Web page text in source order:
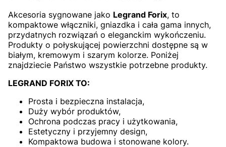
Akcesoria sygnowane jako Legrand Forix, to
kompaktowe włączniki, gniazdka i cała gama innych,
przydatnych rozwiązań o eleganckim wykończeniu.
Produkty o połyskującej powierzchni dostępne są w
białym, kremowym i szarym kolorze. Poniżej
znajdziecie Państwo wszystkie potrzebne produkty.
LEGRAND FORIX TO:
Prosta i bezpieczna instalacja,
Duży wybór produktów,
Ochrona podczas pracy i użytkowania,
Estetyczny i przyjemny design,
Kompaktowa budowa i stonowane kolory.